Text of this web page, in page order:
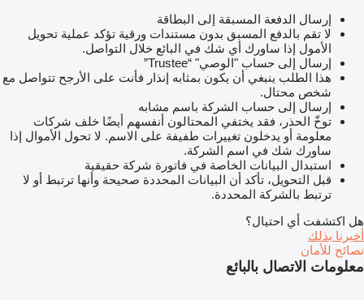
إرسال الدفعة المسبقة إلى البطاقة
لا تقم بالدفع المسبق بدون مستندات ورقية تؤكد عملية تحويل
الأمول إذا ساورك أي شك في البائع خلال التواصل.
إرسال إلى حساب "الوصي" “Trustee”
هذا الطلب ينبغي أن يكون بمثابه إنذار فأنت على الأرجح تتواصل مع
شخص محتال.
إرسال إلى حساب الشركة باسم مشابه
توخّ الحذر، فقد يختفي المحتالون أنفسهم أيضًا خلف شركات
معلومة أو يدخلون تغييرات طفيفة على الاسم. لا تحول الأموال إذا
ساورك شك في اسم الشركة.
استبدال البيانات الخاصة في فاتورة شركة حقيقية
قبل التحويل، تأكد أن البيانات المحددة صحيحة وأنها ترتبط أو لا
ترتبط بالشركة المحددة.
هل اكتشفت أي احتيال؟
أخبرنا بذلك
نصائح للأمان
معلومات الاتصال بالبائع